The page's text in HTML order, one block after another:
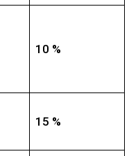
10 %
15 %